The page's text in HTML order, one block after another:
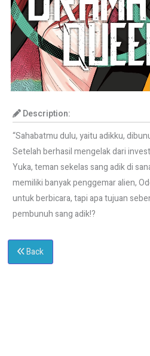
Description:
“Sahabatmu dulu, yaitu adikku,
Setelah berhasil mengelak dari
Yuka, teman sekelas sang adik di
memiliki banyak penggemar alien,
untuk berbicara, tapi apa tujuan
pembunuh sang adik!?
Back